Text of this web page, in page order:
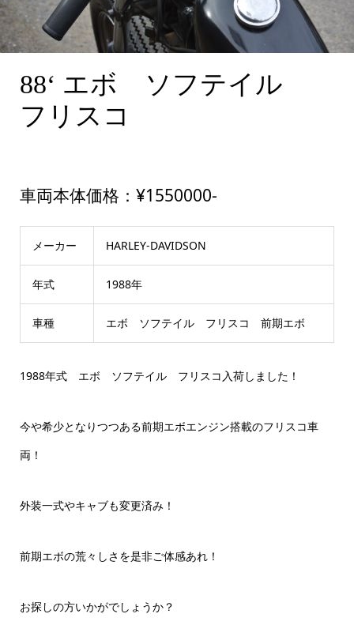
88‘ エボ ソフテイル
フリスコ
車両本体価格：¥1550000-
メーカー HARLEY-DAVIDSON
年式 1988年
車種 エボ ソフテイル フリスコ 前期エボ
1988年式 エボ ソフテイル フリスコ入荷しました！
今や希少となりつつある前期エボエンジン搭載のフリスコ車
両！
外装一式やキャブも変更済み！
前期エボの荒々しさを是非ご体感あれ！
お探しの方いかがでしょうか？